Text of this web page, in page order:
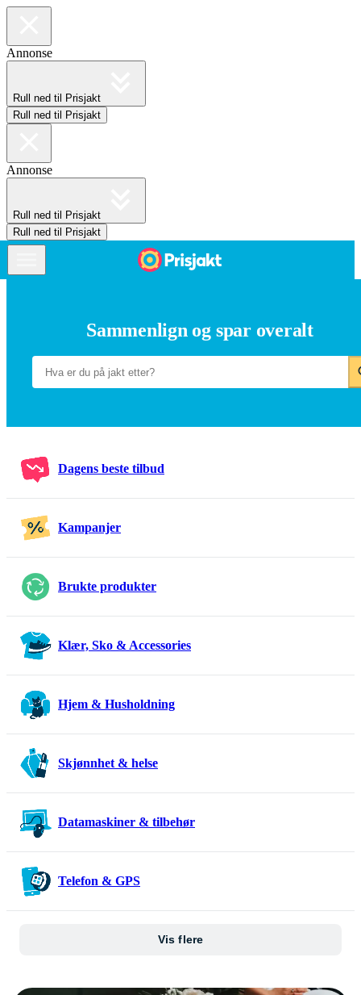
Annonse
Rull ned til Prisjakt
Rull ned til Prisjakt
Annonse
Rull ned til Prisjakt
Rull ned til Prisjakt
Sammenlign og spar overalt
Dagens beste tilbud
Kampanjer
Brukte produkter
Klær, Sko & Accessories
Hjem & Husholdning
Skjønnhet & helse
Datamaskiner & tilbehør
Telefon & GPS
Vis flere